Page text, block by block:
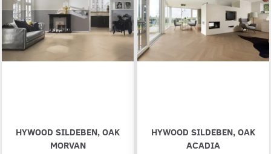
HYWOOD SILDEBEN, OAK
MORVAN
HYWOOD SILDEBEN, OAK
ACADIA